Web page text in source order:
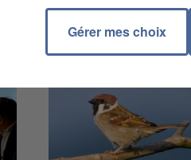
Gérer mes choix